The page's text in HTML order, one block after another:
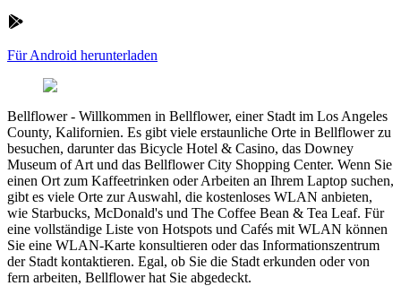
Für Android herunterladen
Bellflower- Willkommen in Bellflower, einer Stadt im Los Angeles
County, Kalifornien. Es gibt viele erstaunliche Orte in Bellflower zu
besuchen, darunter das Bicycle Hotel & Casino, das Downey
Museum of Art und das Bellflower City Shopping Center. Wenn Sie
einen Ort zum Kaffeetrinken oder Arbeiten an Ihrem Laptop suchen,
gibt es viele Orte zur Auswahl, die kostenloses WLAN anbieten,
wie Starbucks, McDonald's und The Coffee Bean & Tea Leaf. Für
eine vollständige Liste von Hotspots und Cafés mit WLAN können
Sie eine WLAN-Karte konsultieren oder das Informationszentrum
der Stadt kontaktieren. Egal, ob Sie die Stadt erkunden oder von
fern arbeiten, Bellflower hat Sie abgedeckt.